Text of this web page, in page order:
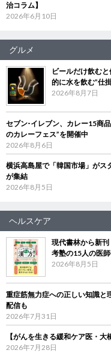
治コラム】
2026年6月10日
グルメ
ビールだけ飲む
的に水を飲む”仕
2026年8月7日
セブン‐イレブン、カレー15商
のカレーフェス”を開催中
2026年8月6日
横浜高島屋で「韓国市場」が
が集結
2026年8月5日
ヘルスケア
現代書林から新
考塾の15人の医
2026年8月5日
重症筋無力症への正しい知識
配信も
2026年7月31日
【がんを生きる緩和ケア医・
2026年7月28日